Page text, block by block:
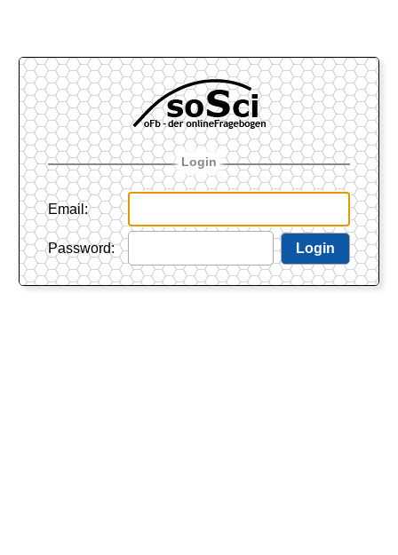
Login
Email :
Password: Login